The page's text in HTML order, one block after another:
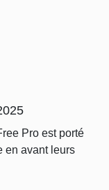
Pro est porté
en avant leurs